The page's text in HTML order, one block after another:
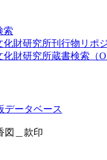
索
化財研究所刊行物リポ
化財研究所蔵書検索（
データベース
図＿款印